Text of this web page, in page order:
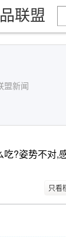
联盟
盟新闻
只看